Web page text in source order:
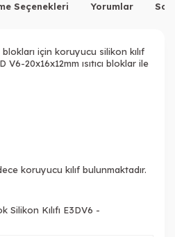
Seçenekleri Yorumlar
blokları için koruyucu silikon kılıf
V6-20x16x12mm ısıtıcı bloklar ile
koruyucu kılıf bulunmaktadır.
Silikon Kılıfı E3DV6 -